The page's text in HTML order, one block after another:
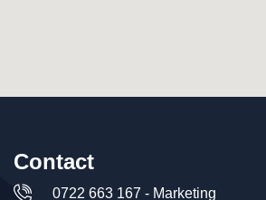
Contact
0722 663 167 - Marketing